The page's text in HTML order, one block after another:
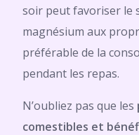
soir peut favoriser le
magnésium aux
préférable de la
pendant les repas.
N’oubliez pas que les
comestibles et